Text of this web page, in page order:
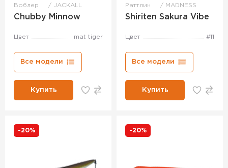
Воблер JACKALL
Chubby Minnow
Цвет mat tiger
Все модели
Купить
Раттлин MADNESS
Shiriten Sakura Vibe
Цвет #11
Все модели
Купить
-20% -20%